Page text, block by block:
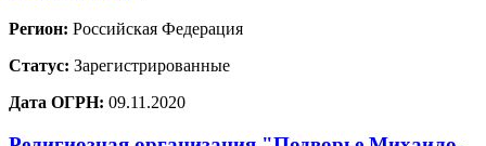
Регион: Российская Федерация
Статус: Зарегистрированные
Дата ОГРН: 09.11.2020